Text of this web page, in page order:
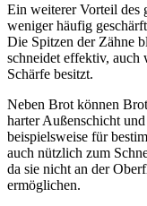
Ein weiterer Vorteil des
weniger häufig
Die Spitzen der Zähne
schneidet effektiv, auch
Schärfe besitzt.
Neben Brot können
harter Außenschicht
beispielsweise für
auch nützlich zum
da sie nicht an der
ermöglichen.